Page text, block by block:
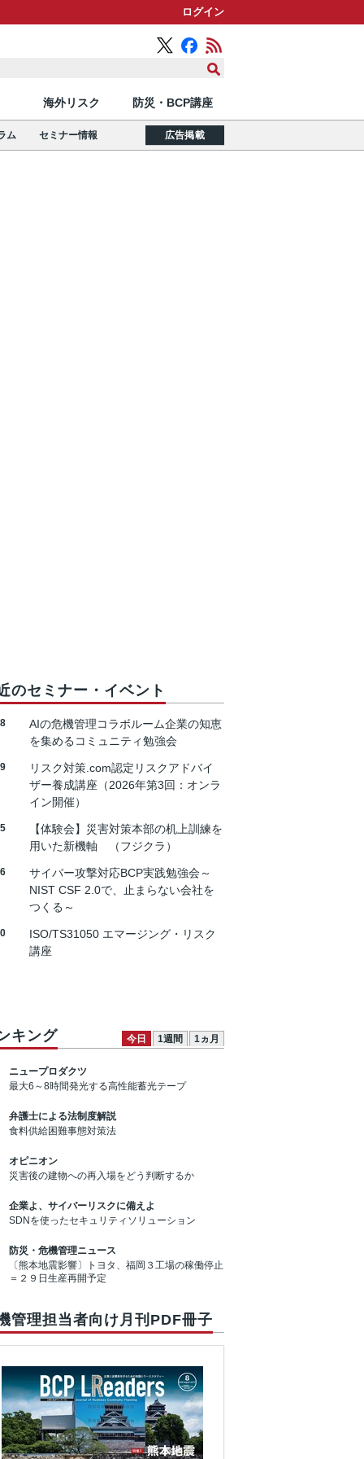
ログイン
海外リスク 防災・BCP講座
ム セミナー情報 広告掲載
のセミナー・イベント
AIの危機管理コラボルーム企業の知恵
を集めるコミュニティ勉強会
リスク対策.com認定リスクアドバイ
ザー養成講座（2026年第3回：オンラ
イン開催）
【体験会】災害対策本部の机上訓練を
用いた新機軸 （フジクラ）
サイバー攻撃対応BCP実践勉強会～
NIST CSF 2.0で、止まらない会社を
つくる～
ISO/TS31050 エマージング・リスク
講座
キング 今日 1週間 1ヵ月
ニュープロダクツ
最大6～8時間発光する高性能蓄光テープ
弁護士による法制度解説
食料供給困難事態対策法
オピニオン
災害後の建物への再入場をどう判断するか
企業よ、サイバーリスクに備えよ
SDNを使ったセキュリティソリューション
防災・危機管理ニュース
〔熊本地震影響〕トヨタ、福岡３工場の稼働停止
＝２９日生産再開予定
管理担当者向け月刊PDF冊子